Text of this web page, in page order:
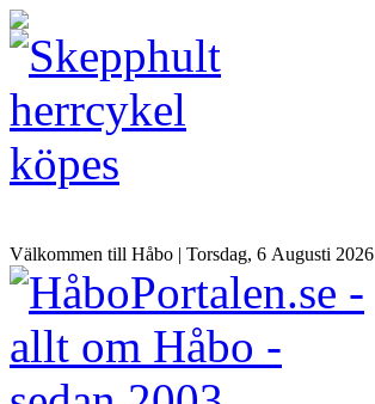
Välkommen till Håbo | Torsdag, 6 Αugusti 2026